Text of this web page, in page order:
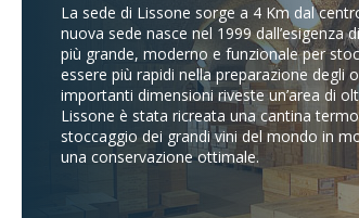
La sede di Lissone sorge a 4 Km dal
nuova sede nasce nel 1999 dall’esigenza
più grande, moderno e funzionale per
essere più rapidi nella preparazione degli
importanti dimensioni riveste un’area di
Lissone è stata ricreata una cantina
stoccaggio dei grandi vini del mondo in
una conservazione ottimale.